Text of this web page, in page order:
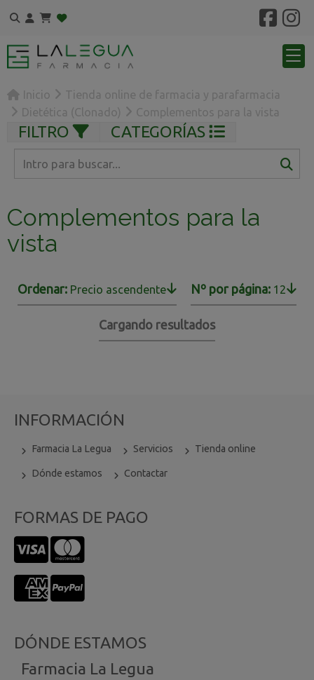
Inicio
Tienda online de farmacia y parafarmacia
Dietética (Clonado)
Complementos para la vista
FILTRO CATEGORÍAS
Complementos para la
vista
Ordenar: Precio ascendente Nº por página: 12
Cargando resultados
INFORMACIÓN
Farmacia La Legua Servicios Tienda online
Dónde estamos Contactar
FORMAS DE PAGO
DÓNDE ESTAMOS
Farmacia La Legua